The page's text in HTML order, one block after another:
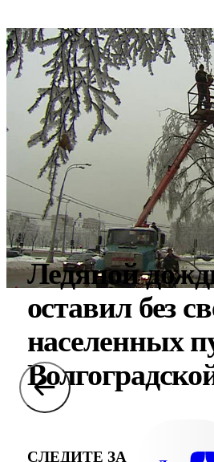
Ледяной
оставил без
населенных
СЛЕДИТЕ ЗА